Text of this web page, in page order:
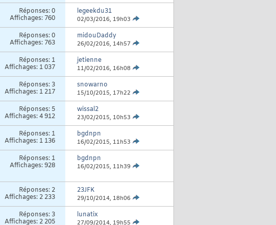
Réponses:0
Affichages: 760
legeekdu31
02/03/2016, 19h03
Réponses:0
Affichages: 763
midouDaddy
26/02/2016, 14h57
Réponses: 1
Affichages: 1 037
jetienne
11/02/2016, 16h08
Réponses: 3
Affichages: 1 217
snowarno
15/10/2015, 17h22
Réponses: 5
Affichages: 4 912
wissal2
23/02/2015, 10h53
Réponses: 1
Affichages: 1 136
bgdnpn
16/02/2015, 11h53
Réponses: 1
Affichages: 928
bgdnpn
16/02/2015, 11h39
Réponses: 2
Affichages: 2 233
23JFK
29/10/2014, 18h06
Réponses: 3
Affichages: 2 205
lunatix
27/09/2014, 19h55